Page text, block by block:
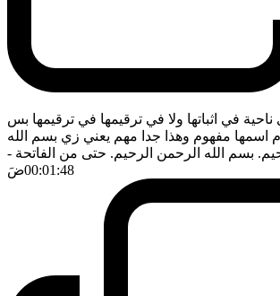
في اثباتها ولا في ترقيمها في ترقيمها بس
اسمها مفهوم وهذا جدا مهم يعني زي بسم الله
بسم الله الرحمن الرحيم. حتى من الفاتحة -
00:01:48ضَ